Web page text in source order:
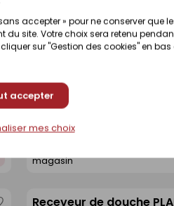
accepter » pour ne conserver que
site. Votre choix sera retenu
sur "Gestion des cookies" en bas
accepter
mes choix
Receveur de douche
ardoise doux - 90 x 120
Référence : 30360900
Disponible sur commande
magasin
Receveur de douche